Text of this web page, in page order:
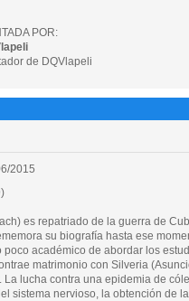
POR:
de DQVlapeli
2015
es repatriado de la guerra de
su biografía hasta ese
académico de abordar los
matrimonio con Silveria
lucha contra una epidemia de
sistema nervioso, la obtención de